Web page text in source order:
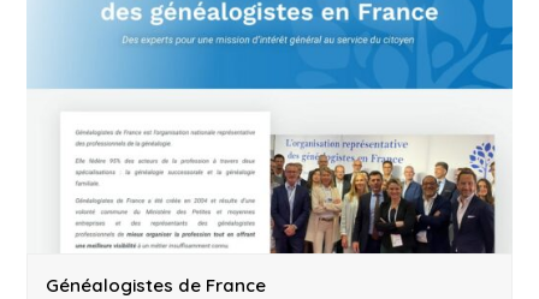
Généalogistes de France